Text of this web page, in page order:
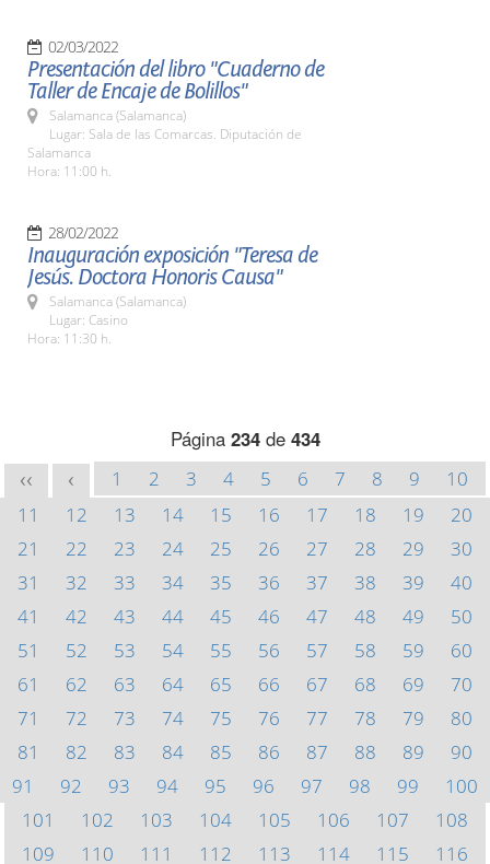
02/03/2022
Presentación del libro "Cuaderno de
Taller de Encaje de Bolillos"
Salamanca (Salamanca)
Lugar: Sala de las Comarcas. Diputación de
Salamanca
Hora: 11:00 h.
28/02/2022
Inauguración exposición "Teresa de
Jesús. Doctora Honoris Causa"
Salamanca (Salamanca)
Lugar: Casino
Hora: 11:30 h.
Página 234de 434
<< < 1 2 3 4 5 6 7 8 9
10
11
12 13 14 15 16 17 18 19
20
21
22 23 24 25 26 27 28 29
30
31
32 33 34 35 36 37 38 39
40
41
42 43 44 45 46 47 48 49
50
51
52 53 54 55 56 57 58 59
60
61
62 63 64 65 66 67 68 69
70
71
72 73 74 75 76 77 78 79
80
81
82 83 84 85 86 87 88 89
90
91
92 93 94 95 96 97 98 99
100
101
102 103 104 105 106 107
108
109
110 111 112 113 114 115
116